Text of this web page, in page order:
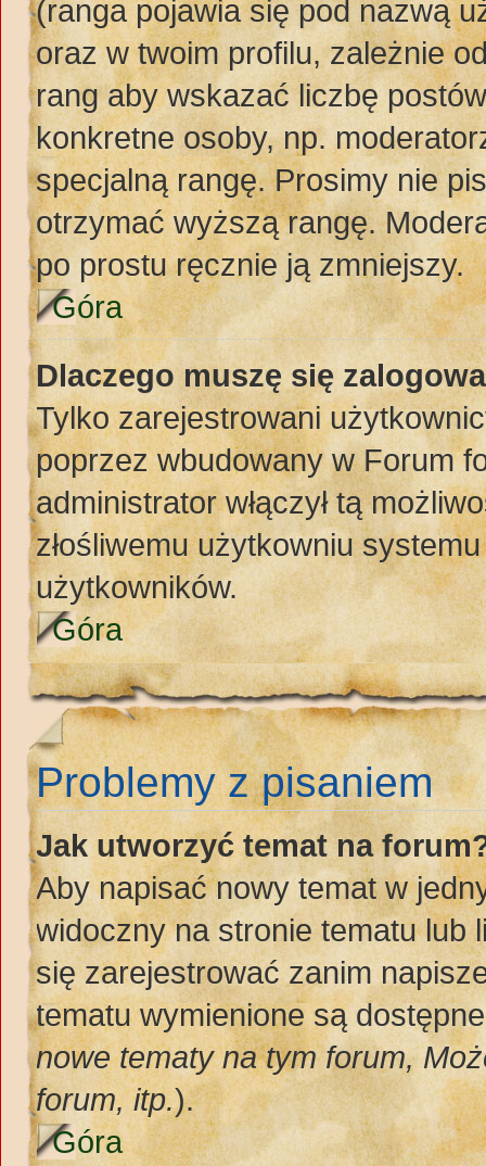
(ranga pojawia się pod nazwą
oraz w twoim profilu, zależnie
rang aby wskazać liczbę
konkretne osoby, np.
specjalną rangę. Prosimy nie
otrzymać wyższą rangę.
po prostu ręcznie ją zmniejszy.
Góra
Dlaczego muszę się
Tylko zarejestrowani
poprzez wbudowany w Forum
administrator włączył tą
złośliwemu użytkowniu
użytkowników.
Góra
Problemy z pisaniem
Jak utworzyć temat na
Aby napisać nowy temat w
widoczny na stronie tematu lub
się zarejestrować zanim
tematu wymienione są
nowe tematy na tym forum,
forum, itp.).
Góra